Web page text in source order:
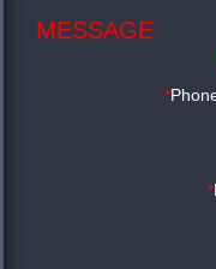
MESSAGE
*
*